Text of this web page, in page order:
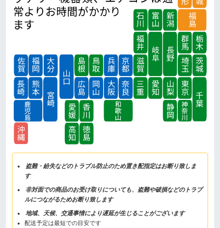
盗難・紛失などのトラブル防止のため置き配指定はお断り致しま
す
非対面での商品のお受け取りについても、盗難や破損などのトラブ
ルにつながるためお断り致します
地域、天候、交通事情により遅延が生じることがございます
配送予定は最短での目安です